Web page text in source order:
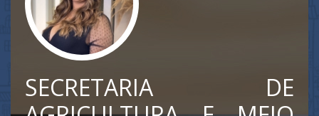
SECRETARIA DE